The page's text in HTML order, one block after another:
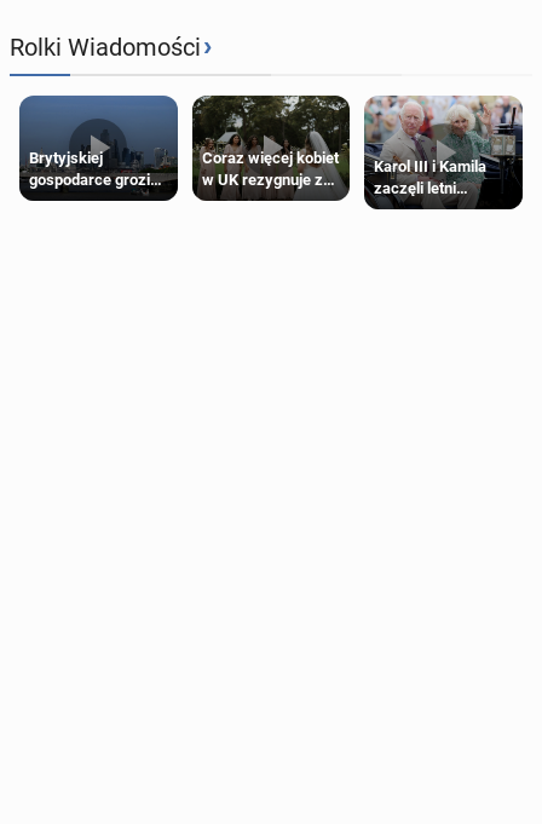
Rolki Wiadomości›
Brytyjskiej
gospodarce grozi
recesja, jeśli
Coraz więcej kobiet
w UK rezygnuje z
roli druhny na
Karol III i Kamila
zaczęli letni
odpoczynek po